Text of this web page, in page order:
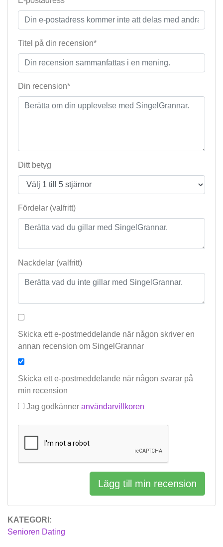
KATEGORI:
Senioren Dating
Titel på din recension*
Din recension*
Ditt betyg
Fördelar (valfritt)
Nackdelar (valfritt)
Skicka ett e-postmeddelande när någon skriver en
annan recension om SingelGrannar
Skicka ett e-postmeddelande när någon svarar på
min recension
Jag godkänner användarvillkoren
Lägg till min recension